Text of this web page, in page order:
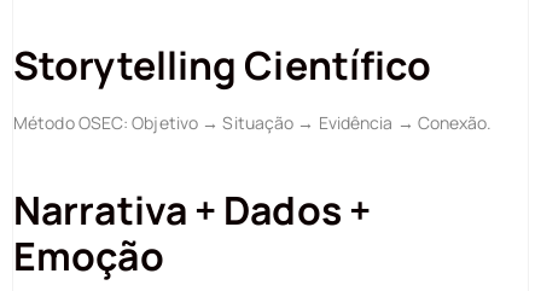
Storytelling Científico
Método OSEC: Objetivo → Situação → Evidência → Conexão.
Narrativa + Dados +
Emoção